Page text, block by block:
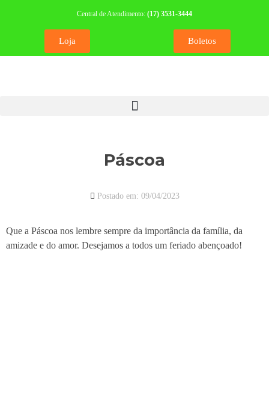
Central de Atendimento: (17) 3531-3444
Loja Boletos
Páscoa
Postado em: 09/04/2023
Que a Páscoa nos lembre sempre da importância da família, da
amizade e do amor. Desejamos a todos um feriado abençoado!